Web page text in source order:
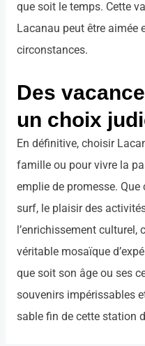
que soit le temps. Cette
Lacanau peut être aimée
circonstances.
Des
un choix
En définitive, choisir
famille ou pour vivre la
emplie de promesse. Que
surf, le plaisir des
l’enrichissement
véritable mosaïque
que soit son âge ou ses
souvenirs impérissables
sable fin de cette station